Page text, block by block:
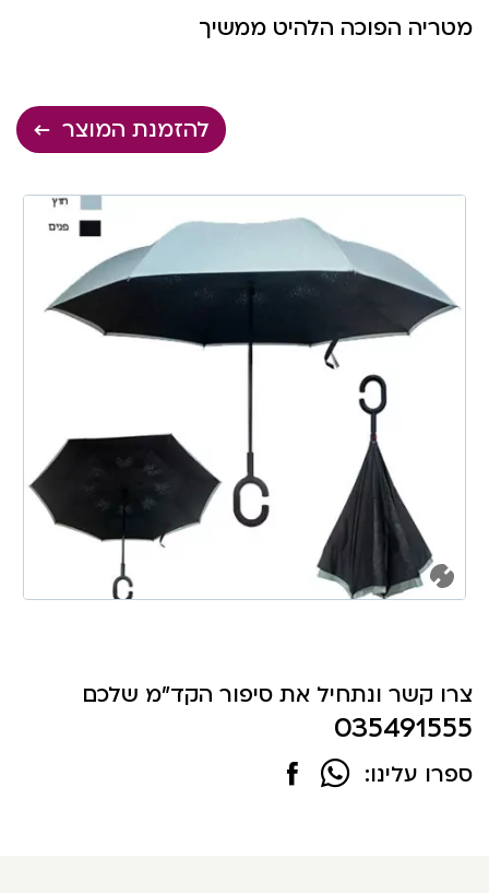
מטריה הפוכה הלהיט ממשיך
להזמנת המוצר
צרו קשר ונתחיל את סיפור הקד"מ שלכם
035491555
ספרו עלינו: